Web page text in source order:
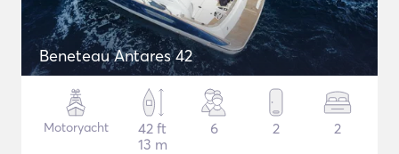
Beneteau Antares 42
Motoryacht
42 ft
13 m
6 2 2